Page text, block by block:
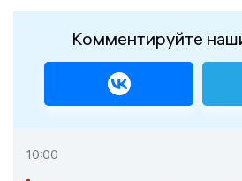
Комментируйте
10:00